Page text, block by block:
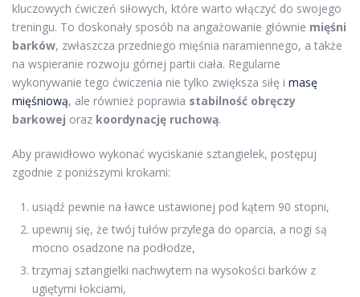
kluczowych ćwiczeń siłowych, które warto włączyć do swojego
treningu. To doskonały sposób na angażowanie głównie mięśni
barków, zwłaszcza przedniego mięśnia naramiennego, a także
na wspieranie rozwoju górnej partii ciała. Regularne
wykonywanie tego ćwiczenia nie tylko zwiększa siłę i masę
mięśniową, ale również poprawia stabilność obręczy
barkowej oraz koordynację ruchową.
Aby prawidłowo wykonać wyciskanie sztangielek, postępuj
zgodnie z poniższymi krokami:
usiądź pewnie na ławce ustawionej pod kątem 90 stopni,
upewnij się, że twój tułów przylega do oparcia, a nogi są
mocno osadzone na podłodze,
trzymaj sztangielki nachwytem na wysokości barków z
ugiętymi łokciami,